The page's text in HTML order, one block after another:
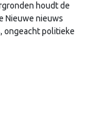
houdt de
Nieuwe nieuws
ongeacht politieke